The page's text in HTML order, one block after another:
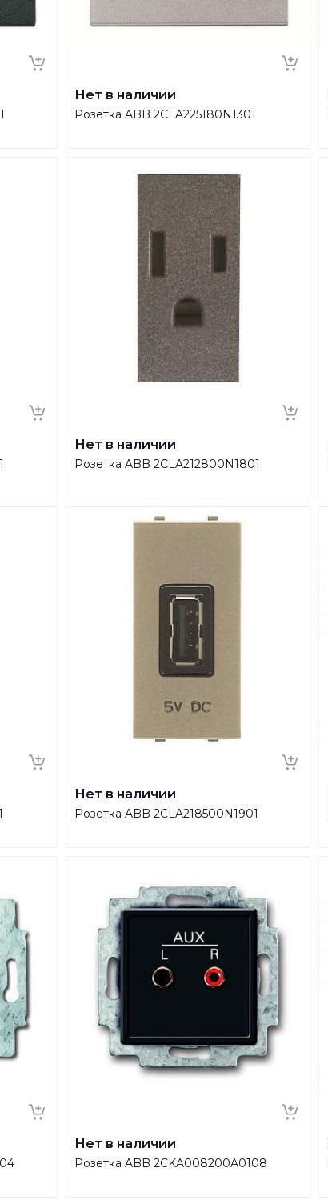
Нет в наличии
Розетка ABB 2CLA225180N1301
Нет в наличии
Розетка ABB 2CLA212800N1801
Нет в наличии
Розетка ABB 2CLA218500N1901
Нет в наличии
Розетка ABB 2CKA008200A0108